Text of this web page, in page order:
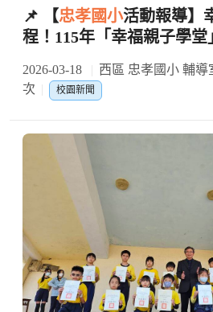
📌 【忠孝國小活動報導】
程！115年「幸福親子學堂
2026-03-18 西區 忠孝國小 輔導
次
校園新聞